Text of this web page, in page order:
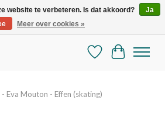
en mercerie
Verlanglijst
Eva Mouton - Effen (skating)
website te verbeteren. Is dat akkoord?
Ja
Meer over cookies »